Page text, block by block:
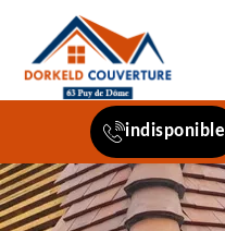
indisponible